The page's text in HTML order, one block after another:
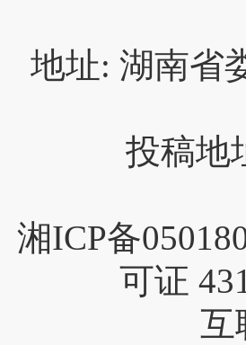
地址: 湖南省
投稿地
湘ICP备
可证
互